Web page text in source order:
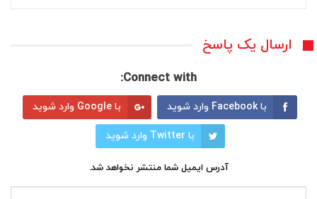
ارسال یک پاسخ
Connect with:
با Facebook وارد شوید با Google وارد شوید
با Twitter وارد شوید
آدرس ایمیل شما منتشر نخواهد شد.